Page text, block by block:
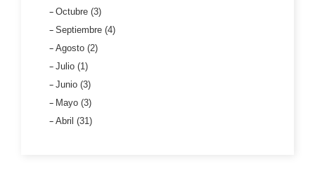
Octubre (3)
Septiembre (4)
Agosto (2)
Julio (1)
Junio (3)
Mayo (3)
Abril (31)